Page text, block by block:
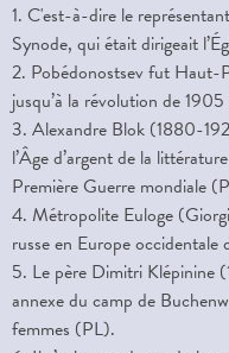
1. C'est-à-dire le
Synode, qui était dirigeait
2. Pobédonostsev fut Haut-
jusqu’à la révolution de
3. Alexandre Blok (1880-
l’Âge d’argent de la
Première Guerre mondiale
4. Métropolite Euloge
russe en Europe
5. Le père Dimitri Klépinine
annexe du camp de
femmes (PL).